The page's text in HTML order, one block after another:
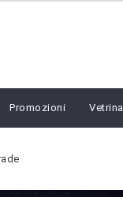
Promozioni Vetrina